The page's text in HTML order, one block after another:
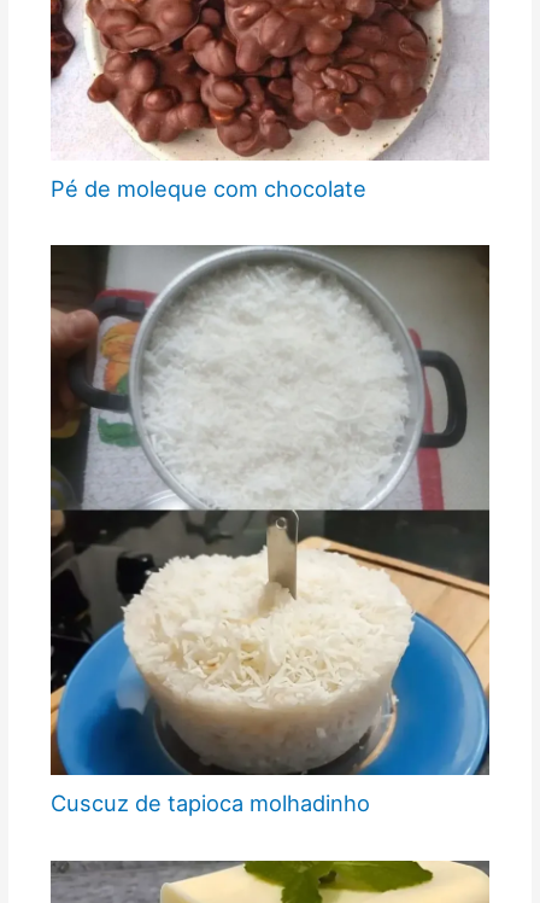
Pé de moleque com chocolate
Cuscuz de tapioca molhadinho